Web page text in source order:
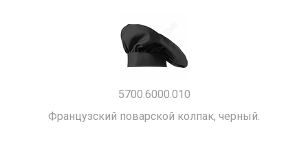
5700.6000.010
Французский поварской колпак, черный.